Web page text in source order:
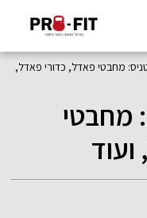
מחבטי פאדל, כדורי פאדל,
מחבטי